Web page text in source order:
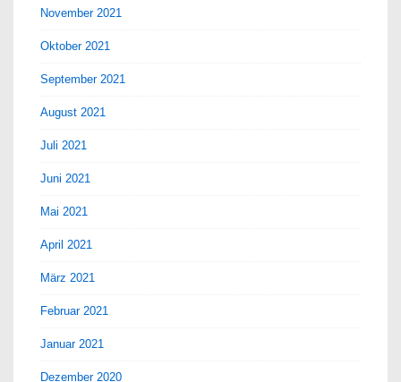
November 2021
Oktober 2021
September 2021
August 2021
Juli 2021
Juni 2021
Mai 2021
April 2021
März 2021
Februar 2021
Januar 2021
Dezember 2020